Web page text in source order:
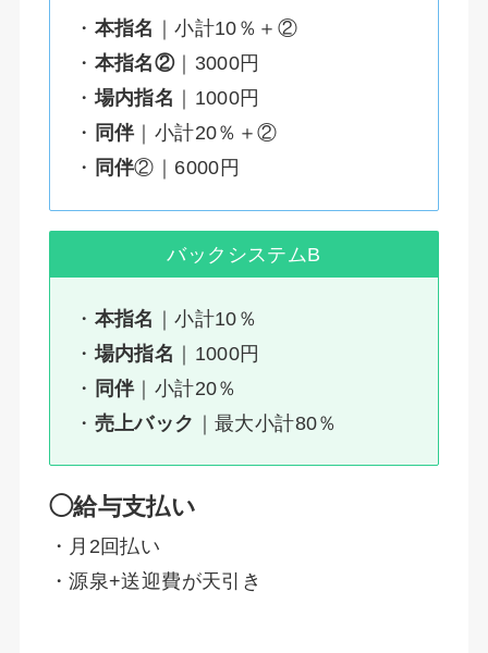
・ 本指名
｜小計10％＋②
・ 本指名②｜3000円
・場内指名
｜1000円
・ 同伴｜小計20％＋②
・ 同伴②｜6000円
バックシステムB
・ 本指名 ｜小計10％
・場内指名 ｜1000円
・ 同伴｜小計20％
・ 売上バック ｜最大小計80％
◯給与支払い
・月2回払い
・源泉+送迎費が天引き